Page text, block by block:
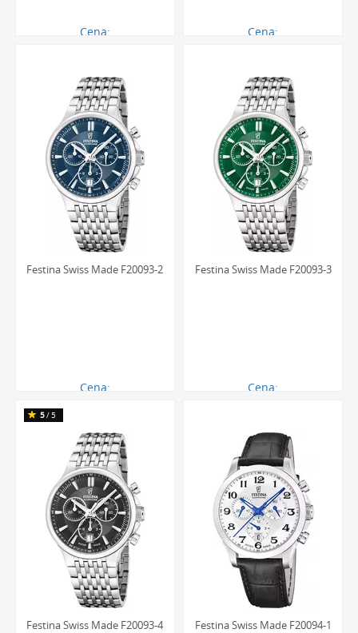
Cena:
Cena:
Festina Swiss Made F20093-2
Cena:
Festina Swiss Made F20093-3
Cena:
Festina Swiss Made F20093-4
5/5
Festina Swiss Made F20094-1